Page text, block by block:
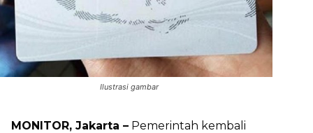
Ilustrasi gambar
MONITOR, Jakarta – Pemerintah kembali